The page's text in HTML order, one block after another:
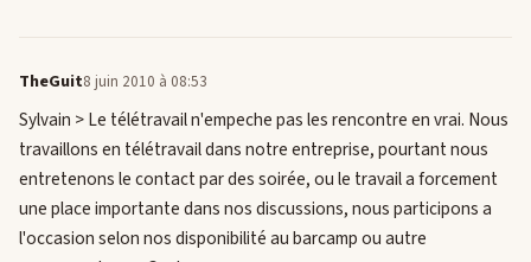
TheGuit8 juin 2010 à 08:53
Sylvain > Le télétravail n'empeche pas les rencontre en vrai. Nous
travaillons en télétravail dans notre entreprise, pourtant nous
entretenons le contact par des soirée, ou le travail a forcement
une place importante dans nos discussions, nous participons a
l'occasion selon nos disponibilité au barcamp ou autre